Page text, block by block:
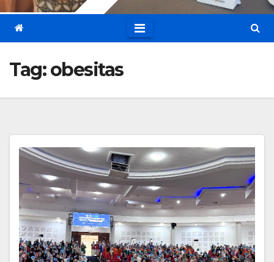
Tag:obesitas